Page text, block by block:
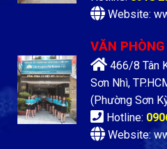
Website:
VĂN
466/8 Tân
Sơn Nhì,
(Phường Sơn
Hotline:
Website: